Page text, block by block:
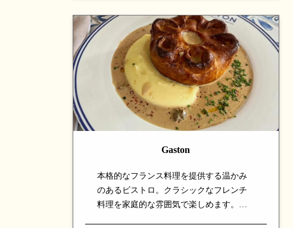
Gaston
本格的なフランス料理を提供する温かみ
のあるビストロ。クラシックなフレンチ
料理を家庭的な雰囲気で楽しめます。シ